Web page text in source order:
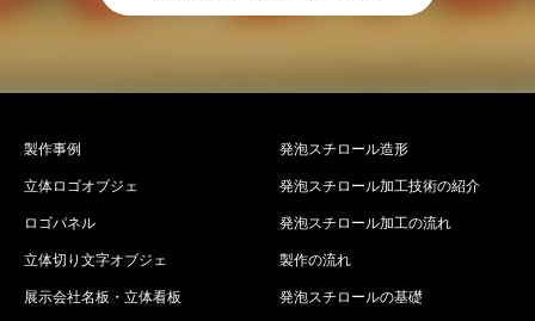
製作事例
立体ロゴオブジェ
ロゴパネル
立体切り文字オブジェ
展示会社名板・立体看板
発泡スチロール造形
発泡スチロール加工技術の紹介
発泡スチロール加工の流れ
製作の流れ
発泡スチロールの基礎